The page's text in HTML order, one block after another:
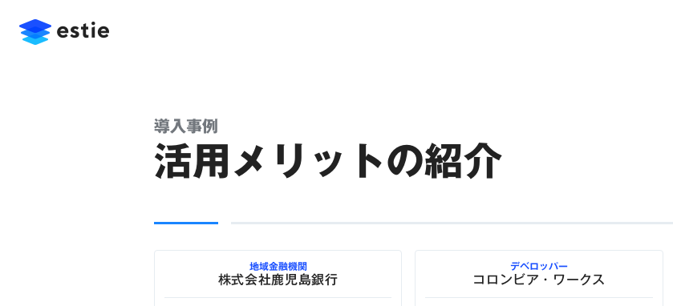
導入事例
活用メリットの紹介
地域金融機関
株式会社鹿児島銀行
デベロッパー
コロンビア・ワークス